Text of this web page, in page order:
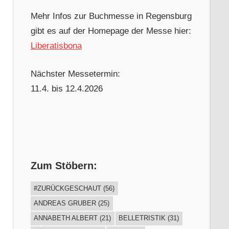
Mehr Infos zur Buchmesse in Regensburg
gibt es auf der Homepage der Messe hier:
Liberatisbona
Nächster Messetermin:
11.4. bis 12.4.2026
Zum Stöbern:
#ZURÜCKGESCHAUT (56)
ANDREAS GRUBER (25)
ANNABETH ALBERT (21) BELLETRISTIK (31)